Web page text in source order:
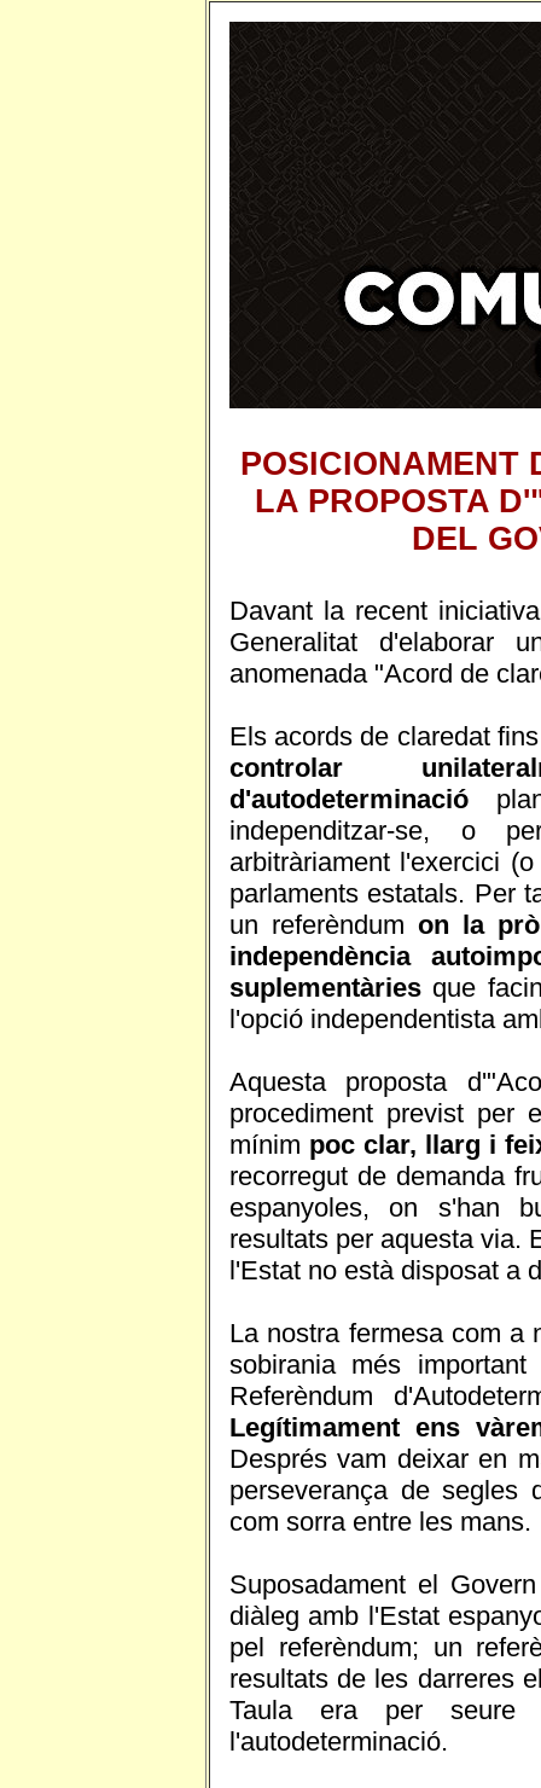
POSICIONAMENT
LA PROPOSTA
DEL
Davant la recent
Generalitat d'elaborar
anomenada "Acord de
Els acords de claredat
controlar
d'autodeterminació
independitzar-se, o
arbitràriament l'exercici
parlaments estatals. Per
un referèndumon la
independència
suplementàries que
l'opció independentista
Aquesta proposta
procediment previst per
mínim poc clar, llarg i
recorregut de demanda
espanyoles, on s'han
resultats per aquesta via.
l'Estat no està disposat a
La nostra fermesa com a
sobirania més
Referèndum
Legítimament ens
Després vam deixar en
perseverança de
com sorra entre les mans.
Suposadament el
diàleg amb l'Estat
pel referèndum; un
resultats de les darreres
Taula era per
l'autodeterminació.